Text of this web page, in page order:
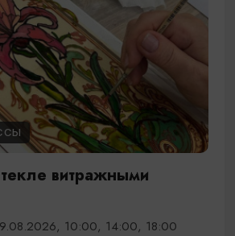
витражными
10:00, 14:00, 18:00